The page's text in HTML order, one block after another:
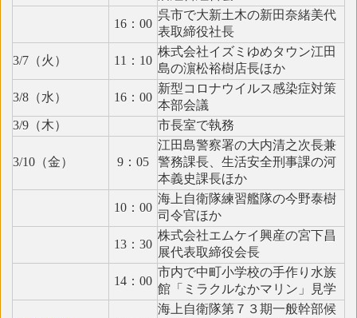
16：00
呉市で大新土木の新田奈緒美代
表取締役社長
3/7（火） 11：10
株式会社イズミゆめタウン江田
島の濵松裕樹店長ほか
3/8（水） 16：00
新型コロナウイルス感染症対策
本部会議
3/9（木）
市長室で執務
3/10（金） 9：05
江田島警察署の大内清之次長兼
警務課長、生活安全刑事課の河
本義史課長ほか
10：00
海上自衛隊練習艦隊の今野泰樹
司令官ほか
13：30
株式会社エムケイ興産の宮下昌
展代表取締役会長
14：00
市内で中町小学校の手作り水族
館「ミラクルなかマリン」見学
海上自衛隊第７３期一般幹部候